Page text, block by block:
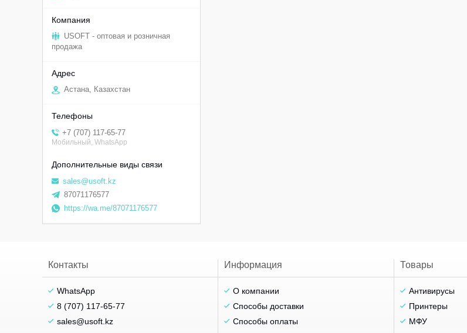
USOFT - оптовая и розничная
продажа
Астана, Казахстан
+7 (707) 117-65-77
Мобильный, WhatsApp
sales@usoft.kz
87071176577
https://wa.me/87071176577
Контакты
WhatsApp
8 (707) 117-65-77
sales@usoft.kz
Информация
О компании
Способы доставки
Способы оплаты
Товары
Антивирусы
Принтеры
МФУ